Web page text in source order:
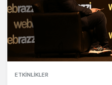
ETKINLIKLER